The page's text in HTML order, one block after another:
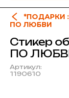
*ПОДАРКИ
ПО ЛЮБВИ
Стикер
ПО
Артикул:
1190610